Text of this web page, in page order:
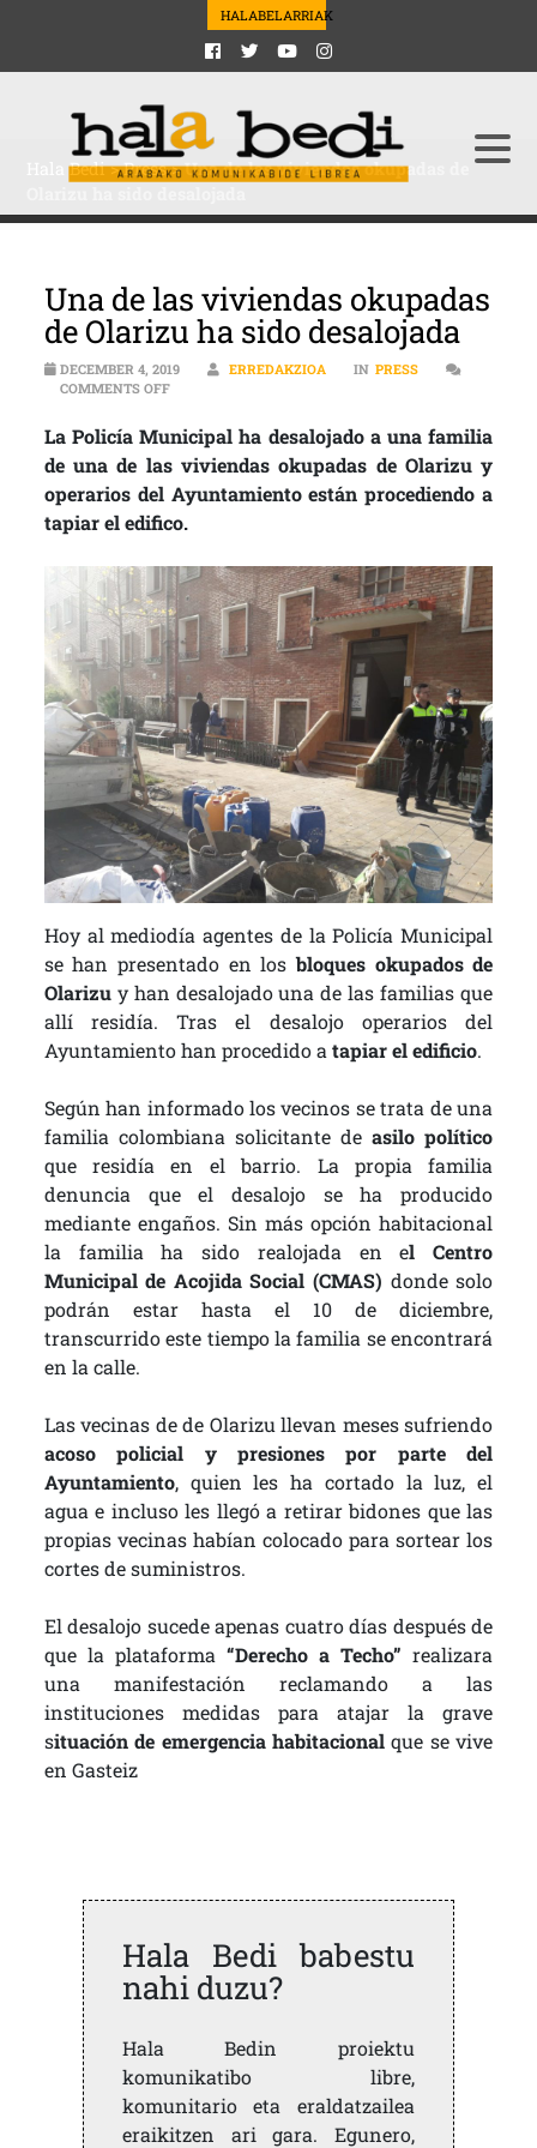
HALABELARRIAK
Hala Bedi>Press>Una de las viviendas okupadas de
Una de las viviendas okupadas
de Olarizu ha sido desalojada
DECEMBER 4, 2019 ERREDAKZIOA IN PRESS
COMMENTS OFFON UNA DE LAS VIVIENDAS OKUPADAS DE OLARIZU
La Policía Municipal ha desalojado a una familia
de una de las viviendas okupadas de Olarizu y
operarios del Ayuntamiento están procediendo a
tapiar el edifico.
Hoy al mediodía agentes de la Policía Municipal
se han presentado en losbloques okupados de
Olarizuy han desalojado una de las familias que
allí residía. Tras el desalojo operarios del
Ayuntamiento han procedido a tapiar el edificio.
Según han informado los vecinos se trata de una
familia colombiana solicitante deasilo político
que residía en el barrio. La propia familia
denuncia que el desalojo se ha producido
mediante engaños. Sin más opción habitacional
la familia ha sido realojada en el Centro
Municipal de Acojida Social (CMAS) donde solo
podrán estar hasta el 10 de diciembre,
transcurrido este tiempo la familia se encontrará
en la calle.
Las vecinas de de Olarizu llevan meses sufriendo
acoso policial y presiones por parte del
Ayuntamiento, quien les ha cortado la luz, el
agua e incluso les llegó a retirar bidones que las
propias vecinas habían colocado para sortear los
cortes de suministros.
El desalojo sucede apenas cuatro días después de
que la plataforma “Derecho a Techo” realizara
una manifestación reclamando a las
instituciones medidas para atajar la grave
situación de emergencia habitacional que se vive
en Gasteiz
Hala Bedi babestu
nahi duzu?
Hala Bedin proiektu
komunikatibo libre,
komunitario eta eraldatzailea
eraikitzen ari gara. Egunero,